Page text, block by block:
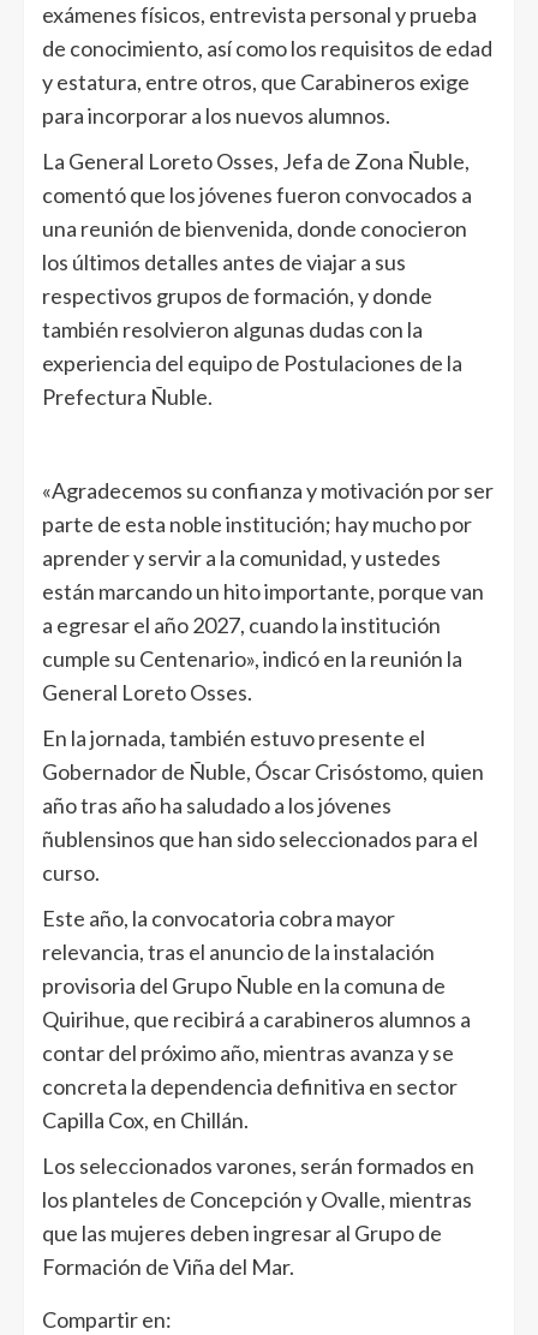
exámenes físicos, entrevista personal y prueba
de conocimiento, así como los requisitos de edad
y estatura, entre otros, que Carabineros exige
para incorporar a los nuevos alumnos.
La General Loreto Osses, Jefa de Zona Ñuble,
comentó que los jóvenes fueron convocados a
una reunión de bienvenida, donde conocieron
los últimos detalles antes de viajar a sus
respectivos grupos de formación, y donde
también resolvieron algunas dudas con la
experiencia del equipo de Postulaciones de la
Prefectura Ñuble.
«Agradecemos su confianza y motivación por ser
parte de esta noble institución; hay mucho por
aprender y servir a la comunidad, y ustedes
están marcando un hito importante, porque van
a egresar el año 2027, cuando la institución
cumple su Centenario», indicó en la reunión la
General Loreto Osses.
En la jornada, también estuvo presente el
Gobernador de Ñuble, Óscar Crisóstomo, quien
año tras año ha saludado a los jóvenes
ñublensinos que han sido seleccionados para el
curso.
Este año, la convocatoria cobra mayor
relevancia, tras el anuncio de la instalación
provisoria del Grupo Ñuble en la comuna de
Quirihue, que recibirá a carabineros alumnos a
contar del próximo año, mientras avanza y se
concreta la dependencia definitiva en sector
Capilla Cox, en Chillán.
Los seleccionados varones, serán formados en
los planteles de Concepción y Ovalle, mientras
que las mujeres deben ingresar al Grupo de
Formación de Viña del Mar.
Compartir en: